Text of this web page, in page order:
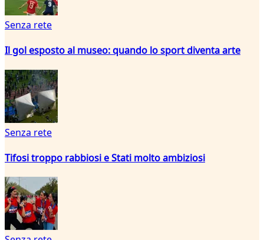
Senza rete
Il gol esposto al museo: quando lo sport diventa arte
Senza rete
Tifosi troppo rabbiosi e Stati molto ambiziosi